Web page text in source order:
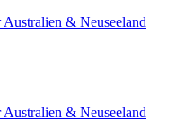
& Neuseeland
& Neuseeland